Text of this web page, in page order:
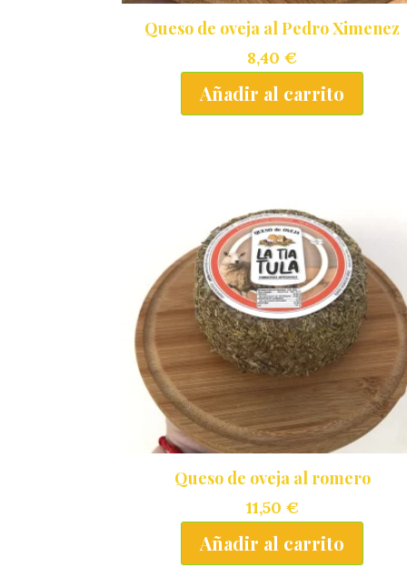
Queso de oveja al Pedro Ximenez
8,40€
Añadir al carrito
Queso de oveja al romero
11,50 €
Añadir al carrito